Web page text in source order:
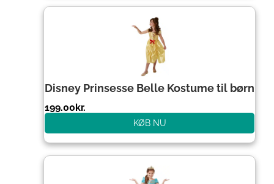
Disney Prinsesse Belle Kostume til børn
199.00kr.
KØB NU